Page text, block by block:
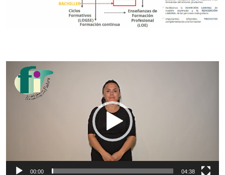
t
00:00 04:38